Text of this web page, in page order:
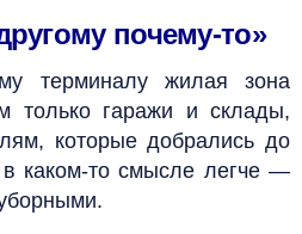
почему-то»
терминалу жилая зона
только гаражи и склады,
которые добрались до
в каком-то смысле легче —